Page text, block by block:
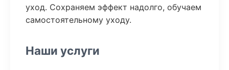
уход. Сохраняем эффект надолго, обучаем
самостоятельному уходу.
Наши услуги